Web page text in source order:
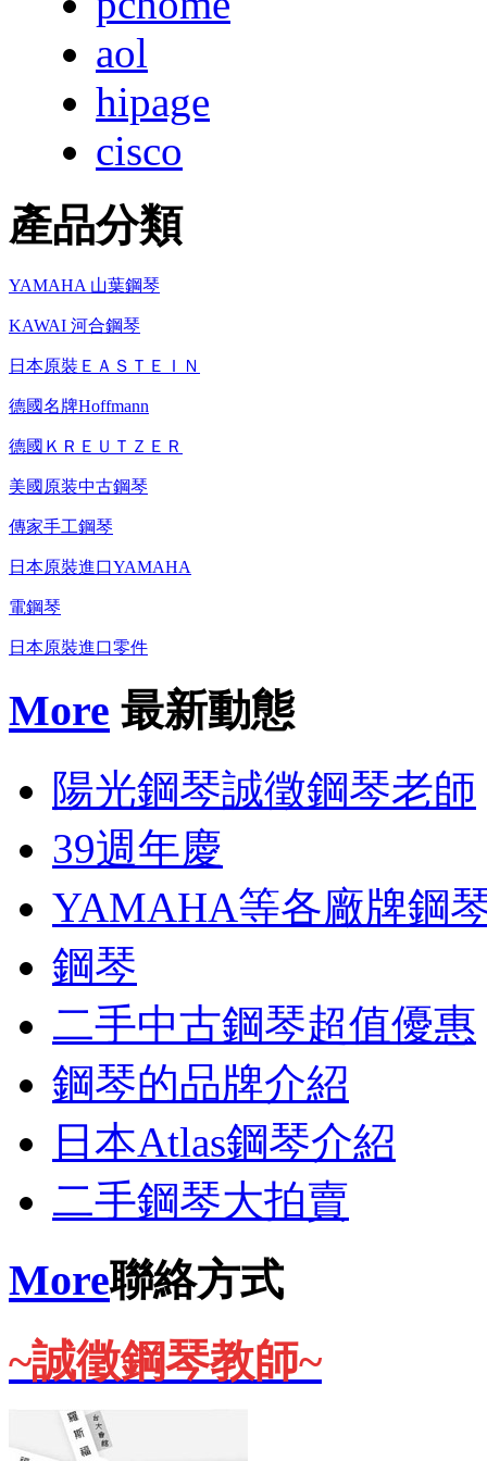
aol
hipage
cisco
產品分類
YAMAHA 山葉鋼琴
KAWAI 河合鋼琴
日本原裝ＥＡＳＴＥＩＮ
德國名牌Hoffmann
德國ＫＲＥＵＴＺＥＲ
美國原装中古鋼琴
傳家手工鋼琴
日本原裝進口YAMAHA
電鋼琴
日本原裝進口零件
More 最新動態
陽光鋼琴誠徵鋼琴老師
39週年慶
YAMAHA等各廠牌鋼
鋼琴
二手中古鋼琴超值優惠
鋼琴的品牌介紹
日本Atlas鋼琴介紹
二手鋼琴大拍賣
More聯絡方式
~誠徵鋼琴教師~